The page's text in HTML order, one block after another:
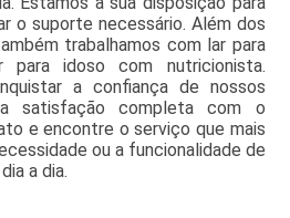
o suporte necessário. Além dos
trabalhamos com lar para
idoso com nutricionista.
a confiança de nossos
satisfação completa com o
e encontre o serviço que mais
ou a funcionalidade de
a dia.